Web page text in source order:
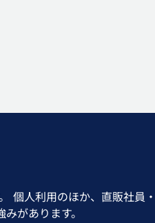
個人利用のほか、直販社員
があります。